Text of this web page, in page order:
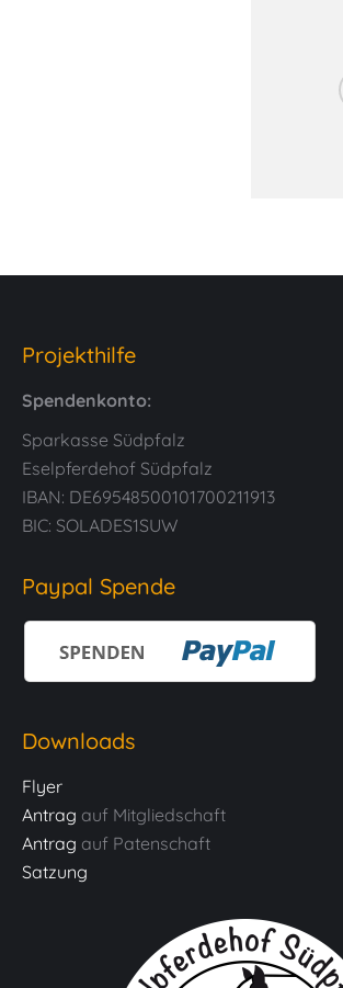
Projekthilfe
Spendenkonto:
Sparkasse Südpfalz
Eselpferdehof Südpfalz
IBAN: DE69548500101700211913
BIC: SOLADES1SUW
Paypal Spende
Downloads
Flyer
Antrag auf Mitgliedschaft
Antrag auf Patenschaft
Satzung